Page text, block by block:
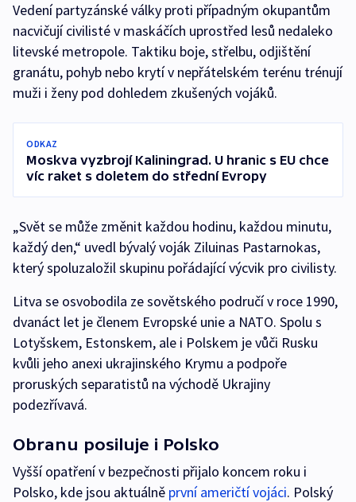
Vedení partyzánské války proti případným okupantům
nacvičují civilisté v maskáčích uprostřed lesů nedaleko
litevské metropole. Taktiku boje, střelbu, odjištění
granátu, pohyb nebo krytí v nepřátelském terénu trénují
muži i ženy pod dohledem zkušených vojáků.
ODKAZ
Moskva vyzbrojí Kaliningrad. U hranic s EU chce
víc raket s doletem do střední Evropy
„Svět se může změnit každou hodinu, každou minutu,
každý den,“ uvedl bývalý voják Ziluinas Pastarnokas,
který spoluzaložil skupinu pořádající výcvik pro civilisty.
Litva se osvobodila ze sovětského područí v roce 1990,
dvanáct let je členem Evropské unie a NATO. Spolu s
Lotyšskem, Estonskem, ale i Polskem je vůči Rusku
kvůli jeho anexi ukrajinského Krymu a podpoře
proruských separatistů na východě Ukrajiny
podezřívavá.
Obranu posiluje i Polsko
Vyšší opatření v bezpečnosti přijalo koncem roku i
Polsko, kde jsou aktuálně první američtí vojáci. Polský